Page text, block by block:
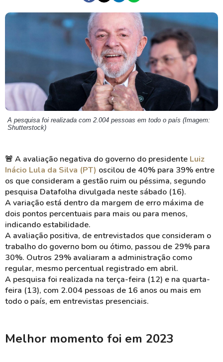
A pesquisa foi realizada com 2.004 pessoas em todo o país (Imagem:
Shutterstock)
🚨 A avaliação negativa do governo do presidente Luiz
Inácio Lula da Silva (PT) oscilou de 40% para 39% entre
os que consideram a gestão ruim ou péssima, segundo
pesquisa Datafolha divulgada neste sábado (16).
A variação está dentro da margem de erro máxima de
dois pontos percentuais para mais ou para menos,
indicando estabilidade.
A avaliação positiva, de entrevistados que consideram o
trabalho do governo bom ou ótimo, passou de 29% para
30%. Outros 29% avaliaram a administração como
regular, mesmo percentual registrado em abril.
A pesquisa foi realizada na terça-feira (12) e na quarta-
feira (13), com 2.004 pessoas de 16 anos ou mais em
todo o país, em entrevistas presenciais.
Melhor momento foi em 2023